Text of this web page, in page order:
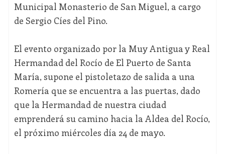
Municipal Monasterio de San Miguel, a cargo
de Sergio Cíes del Pino.
El evento organizado por la Muy Antigua y Real
Hermandad del Rocío de El Puerto de Santa
María, supone el pistoletazo de salida a una
Romería que se encuentra a las puertas, dado
que la Hermandad de nuestra ciudad
emprenderá su camino hacia la Aldea del Rocío,
el próximo miércoles día 24 de mayo.